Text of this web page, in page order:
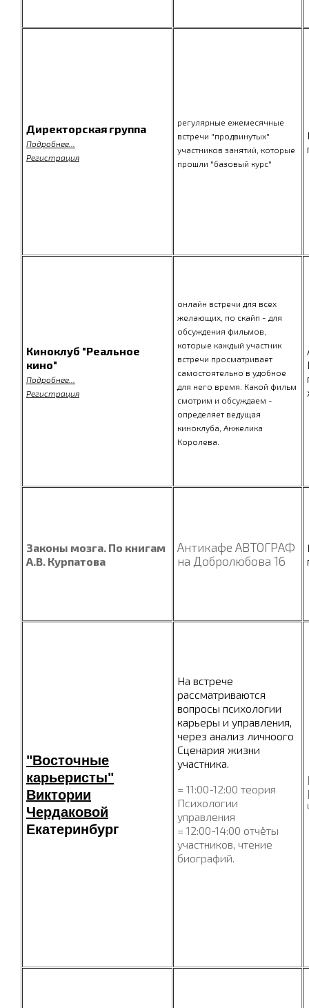
Директорская группа
Подробнее...
Регистрация
регулярные ежемесячные
встречи "продвинутых"
участников занятий, которые
прошли "базовый курс"
Киноклуб "Реальное
кино"
Подробнее...
Регистрация
онлайн встречи для всех
желающих, по скайп - для
обсуждения фильмов,
которые каждый участник
встречи просматривает
самостоятельно в удобное
для него время. Какой фильм
смотрим и обсуждаем -
определяет ведущая
киноклуба, Анжелика
Королева.
Законы мозга. По книгам
А.В. Курпатова
Антикафе АВТОГРАФ
на Добролюбова 16
"Восточные
карьеристы"
Виктории
Чердаковой
Екатеринбург
На встрече
рассматриваются
вопросы психологии
карьеры и управления,
через анализ личноого
Сценария жизни
участника.
= 11:00-12:00 теория
Психологии
управления
= 12:00-14:00 отчёты
участников, чтение
биографий.